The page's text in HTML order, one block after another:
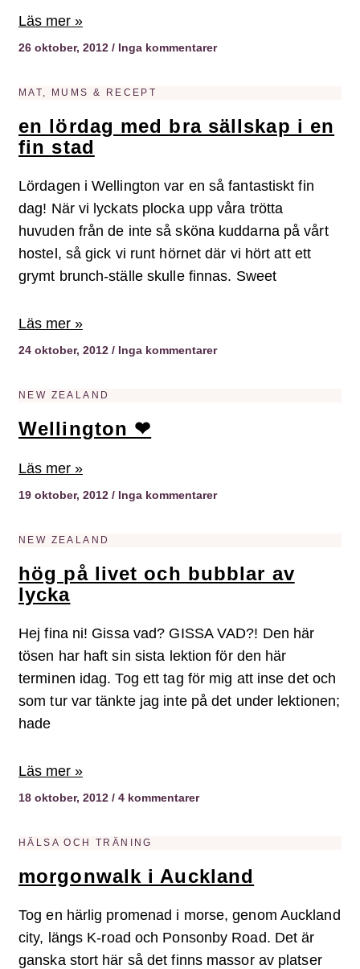
Läs mer »
26 oktober, 2012 Inga kommentarer
MAT, MUMS & RECEPT
en lördag med bra sällskap i en
fin stad
Lördagen i Wellington var en så fantastiskt fin
dag! När vi lyckats plocka upp våra trötta
huvuden från de inte så sköna kuddarna på vårt
hostel, så gick vi runt hörnet där vi hört att ett
grymt brunch-ställe skulle finnas. Sweet
Läs mer »
24 oktober, 2012 Inga kommentarer
NEW ZEALAND
Wellington ❤
Läs mer »
19 oktober, 2012 Inga kommentarer
NEW ZEALAND
hög på livet och bubblar av
lycka
Hej fina ni! Gissa vad? GISSA VAD?! Den här
tösen har haft sin sista lektion för den här
terminen idag. Tog ett tag för mig att inse det och
som tur var tänkte jag inte på det under lektionen;
hade
Läs mer »
18 oktober, 2012 4 kommentarer
HÄLSA OCH TRÄNING
morgonwalk i Auckland
Tog en härlig promenad i morse, genom Auckland
city, längs K-road och Ponsonby Road. Det är
ganska stort här så det finns massor av platser